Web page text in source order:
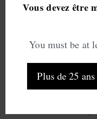
Vous devez être
You must be at
Plus de 25 ans
CET ARTICLE A 2